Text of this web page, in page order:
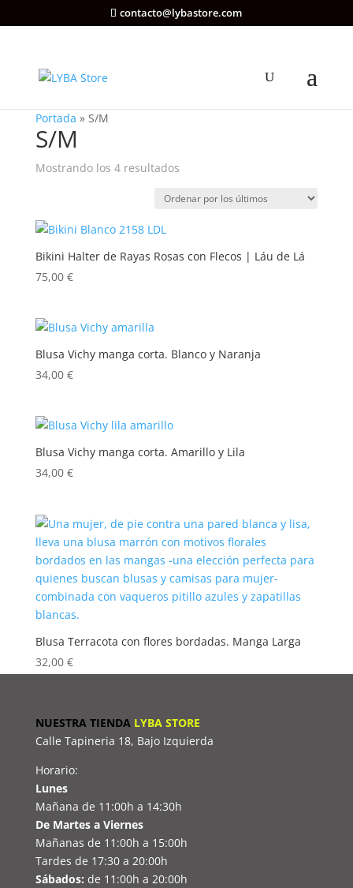
contacto@lybastore.com
Portada » S/M
S/M
Mostrando los 4 resultadosOrdenado
los
Bikini Halter de Rayas Rosas con Flecos | Láu de Lá
75,00 €
Blusa Vichy manga corta. Blanco y Naranja
34,00 €
Blusa Vichy manga corta. Amarillo y Lila
34,00 €
Blusa Terracota con flores bordadas. Manga Larga
32,00 €
NUESTRA TIENDALYBA STORE
Calle Tapineria 18, Bajo Izquierda
Horario:
Lunes
Mañana de 11:00h a 14:30h
De Martes a Viernes
Mañanas de 11:00h a 15:00h
Tardes de 17:30 a 20:00h
Sábados: de 11:00h a 20:00h